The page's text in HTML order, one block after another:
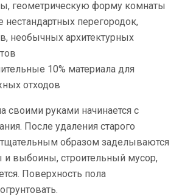
геометрическую форму комнаты
нестандартных перегородок,
необычных архитектурных
10% материала для
отходов
своими руками начинается с
После удаления старого
образом заделываются
выбоины, строительный мусор,
Поверхность пола